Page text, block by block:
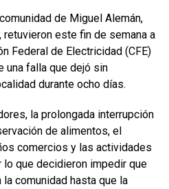
de Miguel Alemán,
retuvieron este fin de semana a
Federal de Electricidad (CFE)
una falla que dejó sin
durante ocho días.
la prolongada interrupción
de alimentos, el
comercios y las actividades
que decidieron impedir que
comunidad hasta que la